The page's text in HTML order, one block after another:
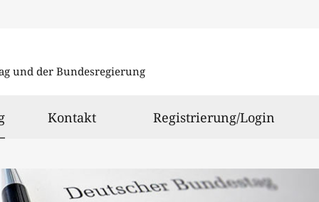
und der Bundesregierung
ausgewählt
Kontakt Registrierung/Login